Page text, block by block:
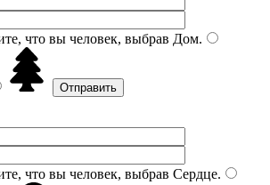
что вы человек, выбрав Дом.
что вы человек, выбрав Сердце.